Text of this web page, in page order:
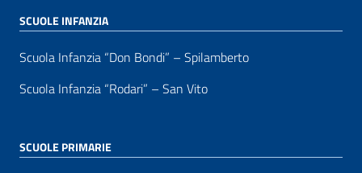
SCUOLE INFANZIA
Scuola Infanzia “Don Bondi” – Spilamberto
Scuola Infanzia “Rodari” – San Vito
SCUOLE PRIMARIE